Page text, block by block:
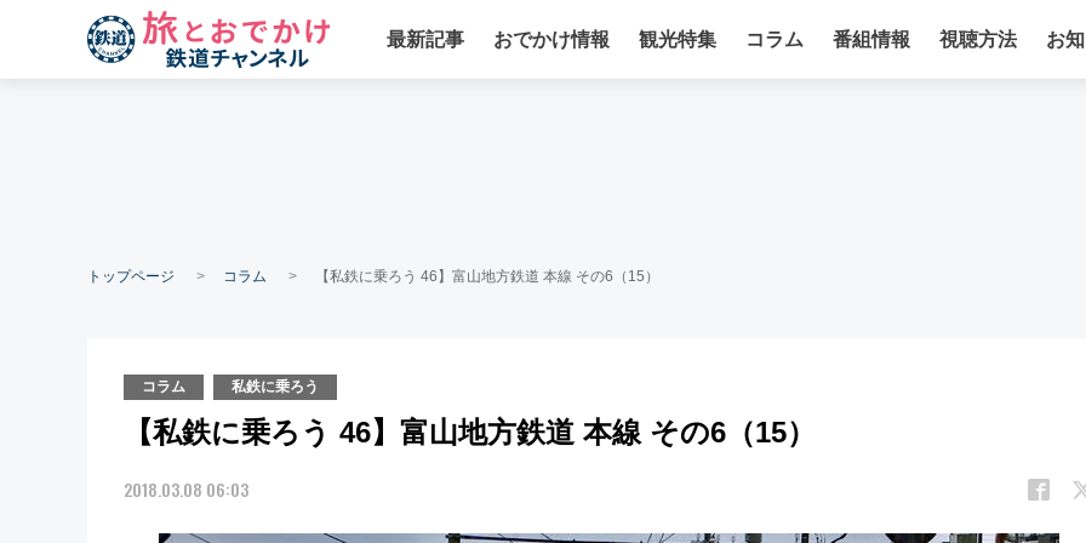
最新記事 おでかけ情報 観光特集 コラム 番組情報 視聴方法 お
トップページ コラム 【私鉄に乗ろう 46】富山地方鉄道 本線 その6（15）
コラム 私鉄に乗ろう
【私鉄に乗ろう 46】富山地方鉄道 本線 その6（15）
2018.03.08 06:03